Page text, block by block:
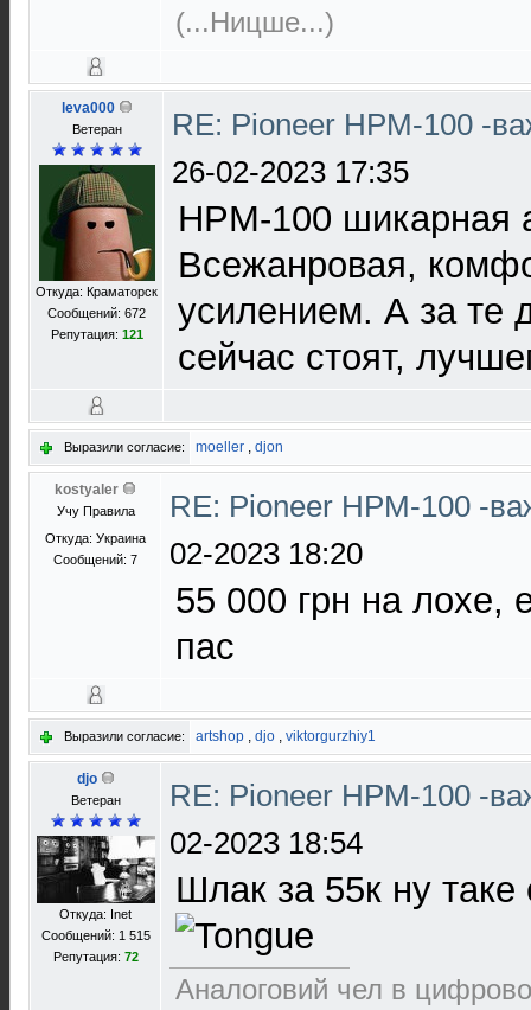
(...Ницше...)
leva000
Ветеран
Откуда: Краматорск
Сообщений: 672
Репутация: 121
RE: Pioneer HPM-100 -
26-02-2023 17:35
HPM-100 шикарная
Всежанровая,
усилением. А за те
сейчас стоят,
Выразили согласие: moeller , djon
kostyaler
Учу Правила
Откуда: Украина
Сообщений: 7
RE: Pioneer HPM-100 -
02-2023 18:20
55 000 грн на лохе,
пас
Выразили согласие: artshop , djo , viktorgurzhiy1
djo
Ветеран
Откуда: Inet
Сообщений: 1 515
Репутация: 72
RE: Pioneer HPM-100 -
02-2023 18:54
Шлак за 55к ну таке
Аналоговий чел в